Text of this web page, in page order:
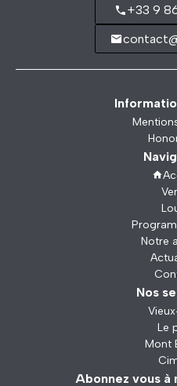
+33 9
Notre
Nos
Le
Mont
Abonnez vous